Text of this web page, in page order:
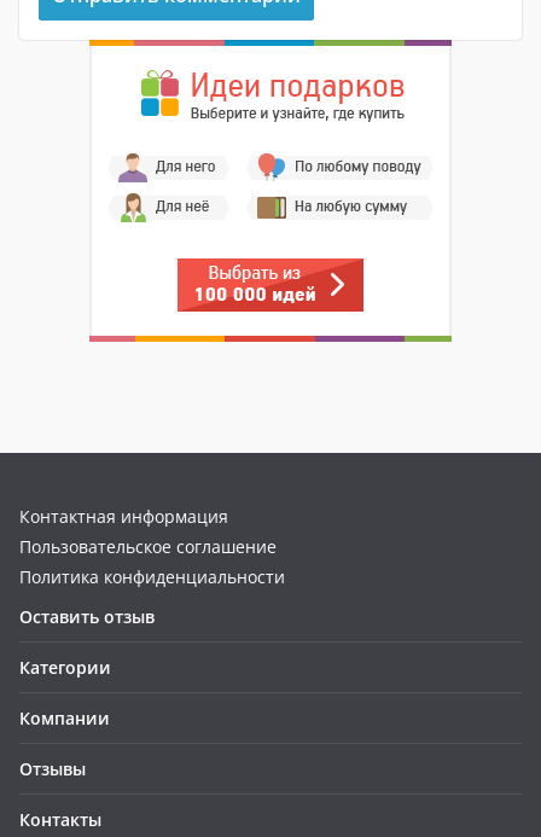
Контактная информация
Пользовательское соглашение
Политика конфиденциальности
Оставить отзыв
Категории
Компании
Отзывы
Контакты